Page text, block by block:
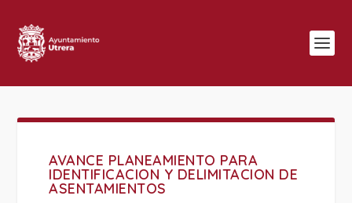
AVANCE PLANEAMIENTO PARA
IDENTIFICACION Y DELIMITACION DE
ASENTAMIENTOS